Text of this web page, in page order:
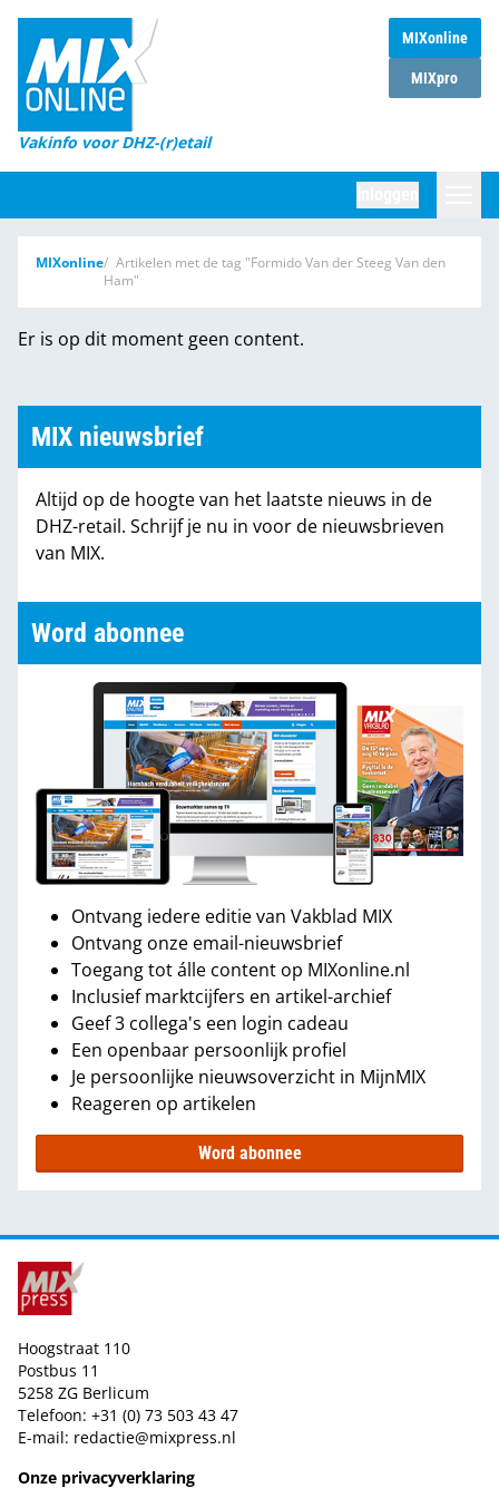
MIXonline
MIXpro
Vakinfo voor DHZ-(r)etail
Home
Magazines
DHZ Sessie
Marktcijfers
MIXonline
Artikelen met de tag "Formido Van der Steeg Van den
Ham"
Er is op dit moment geen content.
MIX nieuwsbrief
Altijd op de hoogte van het laatste nieuws in de
DHZ-retail. Schrijf je nu in voor de nieuwsbrieven
van MIX.
Word abonnee
Ontvang iedere editie van Vakblad MIX
Ontvang onze email-nieuwsbrief
Toegang tot álle content op MIXonline.nl
Inclusief marktcijfers en artikel-archief
Geef 3 collega's een login cadeau
Een openbaar persoonlijk profiel
Je persoonlijke nieuwsoverzicht in MijnMIX
Reageren op artikelen
Word abonnee
Hoogstraat 110
Postbus 11
5258 ZG Berlicum
Telefoon: +31 (0) 73 503 43 47
E-mail: redactie@mixpress.nl
Onze privacyverklaring